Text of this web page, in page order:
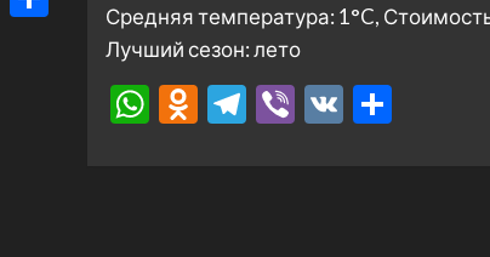
Средняя температура: 1°C,
Лучший сезон: лето
WhatsApp
Odnoklassniki
Telegram
Viber
VK
Отправить